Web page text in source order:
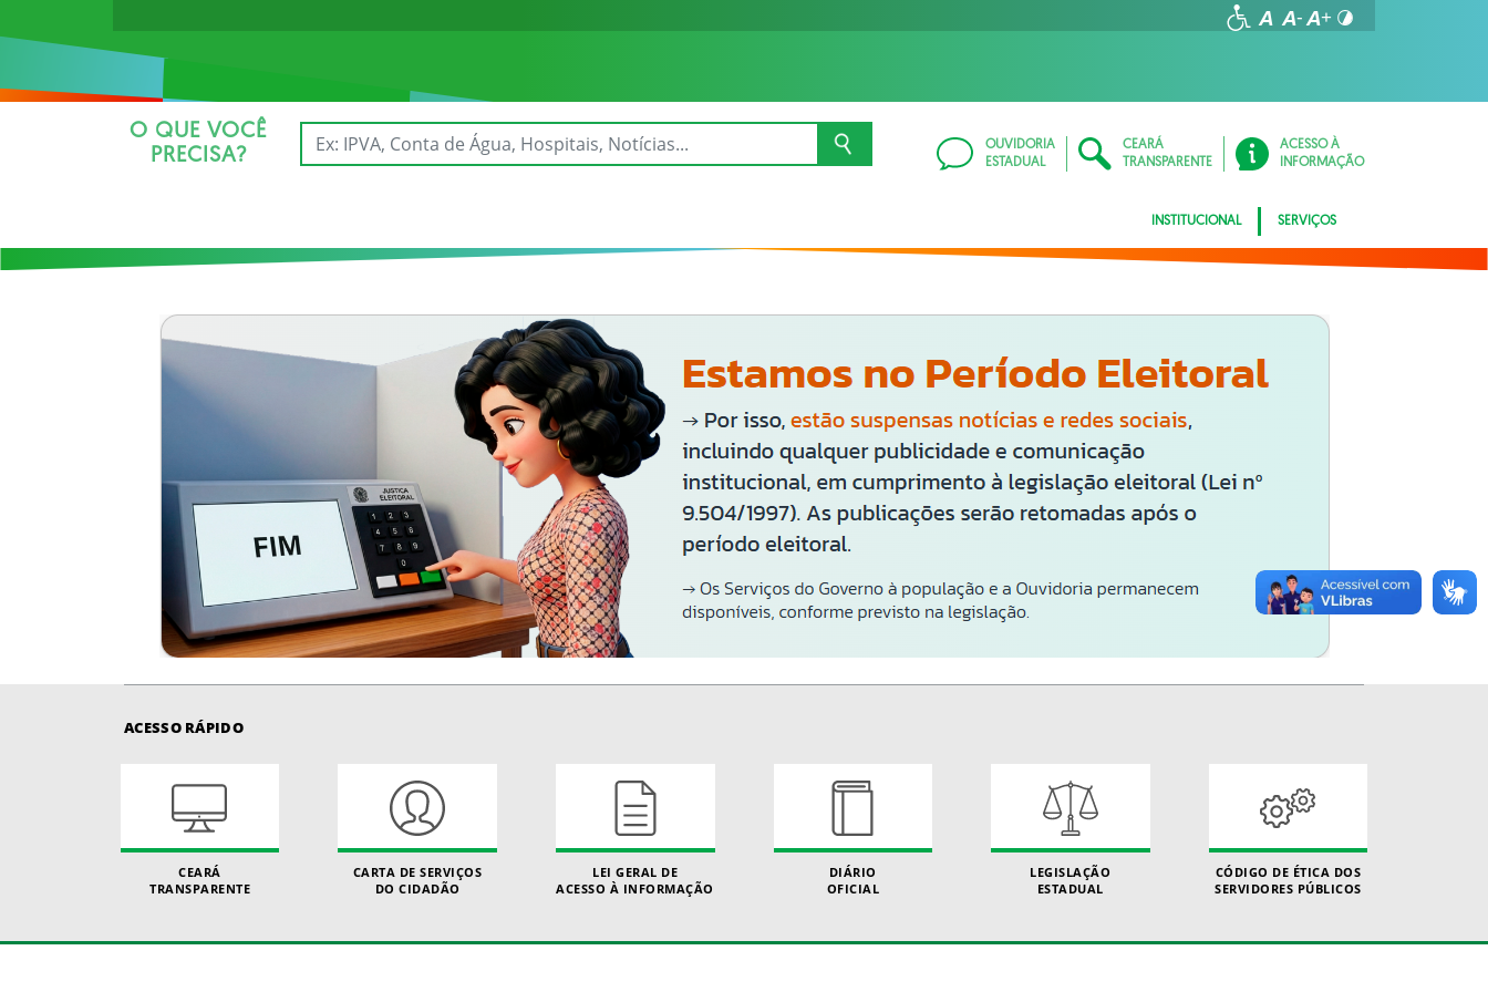
O QUE VOCÊ
PRECISA?
OUVIDORIA
ESTADUAL
CEARÁ
TRANSPARENTE
ACESSO À
INFORMAÇÃO
INSTITUCIONAL SERVIÇOS
ACESSO RÁPIDO
CEARÁ
TRANSPARENTE
CARTA DE SERVIÇOS
DO CIDADÃO
LEI GERAL DE
ACESSO À INFORMAÇÃO
DIÁRIO
OFICIAL
LEGISLAÇÃO
ESTADUAL
CÓDIGO DE ÉTICA DOS
SERVIDORES PÚBLICOS